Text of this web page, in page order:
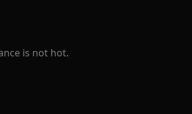
is not hot.